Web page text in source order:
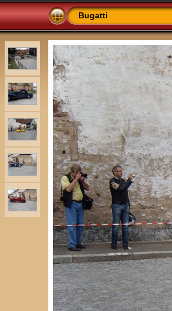
Bugatti